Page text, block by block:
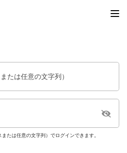
たは任意の文字列）
たは任意の文字列）でログインできます。